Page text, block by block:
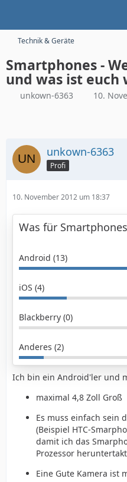
Technik & Geräte
Smartphones -
und was ist euch
unkown-6363 10.
unkown-6363
Profi
10. November 2012 um 18:37
Was für
Android (13)
iOS (4)
Blackberry (0)
Anderes (2)
Ich bin ein Android'ler und
maximal 4,8 Zoll Groß
Es muss einfach sein
(Beispiel HTC-
damit ich das
Prozessor
Eine Gute Kamera ist